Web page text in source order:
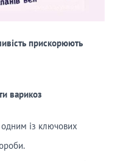
прискорюють
варикоз
із ключових